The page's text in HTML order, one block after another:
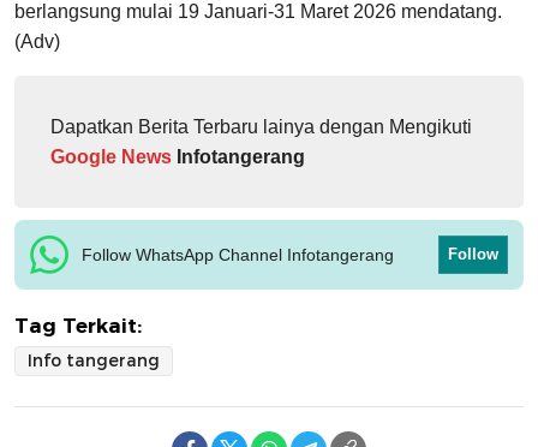
berlangsung mulai 19 Januari-31 Maret 2026 mendatang.
(Adv)
Dapatkan Berita Terbaru lainya dengan Mengikuti
Google News Infotangerang
Follow WhatsApp Channel Infotangerang Follow
Tag Terkait:
Info tangerang